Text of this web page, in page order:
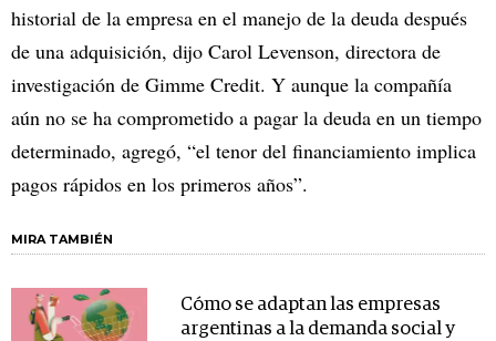
historial de la empresa en el manejo de la deuda después
de una adquisición, dijo Carol Levenson, directora de
investigación de Gimme Credit. Y aunque la compañía
aún no se ha comprometido a pagar la deuda en un tiempo
determinado, agregó, “el tenor del financiamiento implica
pagos rápidos en los primeros años”.
MIRA TAMBIÉN
Cómo se adaptan las empresas
argentinas a la demanda social y